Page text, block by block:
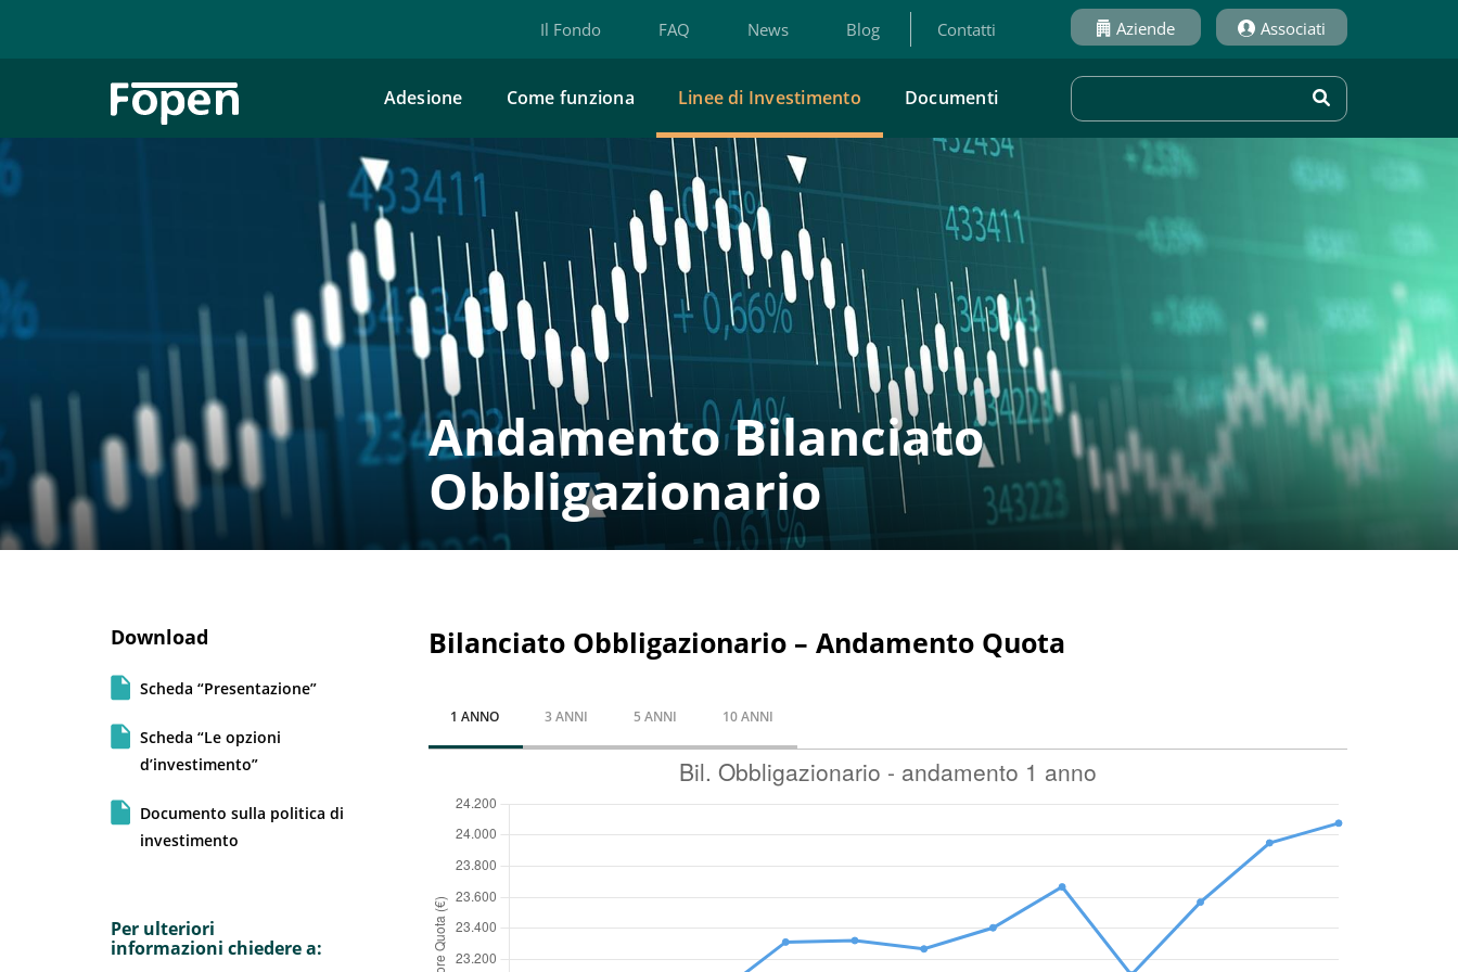
Il Fondo FAQ News Blog Contatti Aziende Associati
Adesione Come funziona Linee di Investimento Documenti
Andamento Bilanciato
Obbligazionario
Download
Scheda “Presentazione”
Scheda “Le opzioni
d’investimento”
Documento sulla politica di
investimento
Per ulteriori
informazioni chiedere a:
Bilanciato Obbligazionario – Andamento Quota
1 ANNO 3 ANNI 5 ANNI 10 ANNI